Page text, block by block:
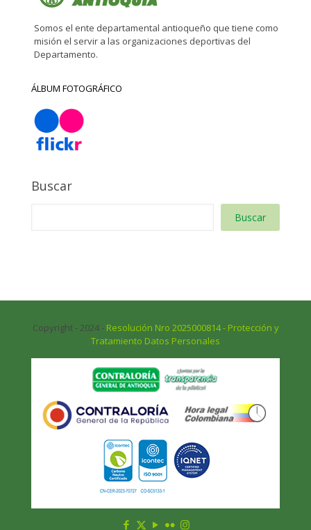
Somos el ente departamental antioqueño que tiene como
misión el servir a las organizaciones deportivas del
Departamento.
ÁLBUM FOTOGRÁFICO
Buscar
Buscar
Copyright - 2024 - Resolución Nro 2025000814 - Protección y
Tratamiento Datos Personales